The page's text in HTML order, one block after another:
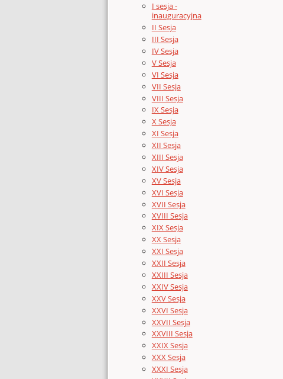
I sesja -
inauguracyjna
II Sesja
III Sesja
IV Sesja
V Sesja
VI Sesja
VII Sesja
VIII Sesja
IX Sesja
X Sesja
XI Sesja
XII Sesja
XIII Sesja
XIV Sesja
XV Sesja
XVI Sesja
XVII Sesja
XVIII Sesja
XIX Sesja
XX Sesja
XXI Sesja
XXII Sesja
XXIII Sesja
XXIV Sesja
XXV Sesja
XXVI Sesja
XXVII Sesja
XXVIII Sesja
XXIX Sesja
XXX Sesja
XXXI Sesja